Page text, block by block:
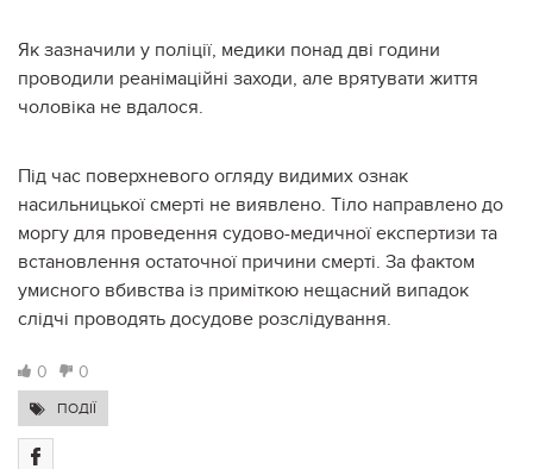
Як зазначили у поліції, медики понад дві години
проводили реанімаційні заходи, але врятувати життя
чоловіка не вдалося.
Під час поверхневого огляду видимих ознак
насильницької смерті не виявлено. Тіло направлено до
моргу для проведення судово-медичної експертизи та
встановлення остаточної причини смерті. За фактом
умисного вбивства із приміткою нещасний випадок
слідчі проводять досудове розслідування.
0 0
ПОДІЇ